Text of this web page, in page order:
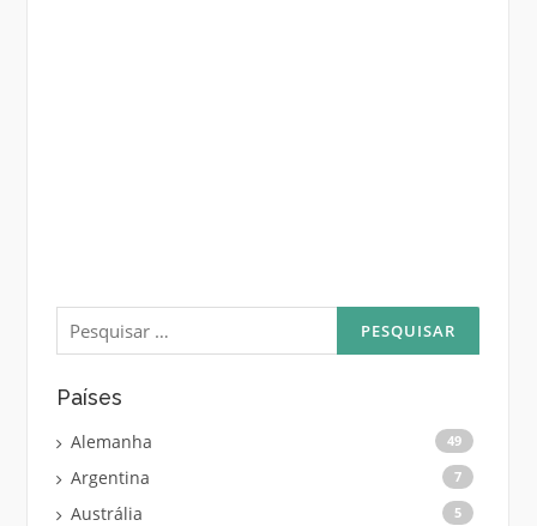
Pesquisar
por:
Países
Alemanha 49
Argentina 7
Austrália 5